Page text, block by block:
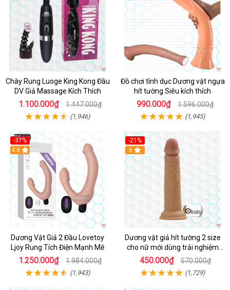
Chày Rung Luoge King Kong Đầu
DV Giả Massage Kích Thích
1.100.000₫ 1.447.000₫
(1,946)
Đồ chơi tình dục Dương vật ngựa
hít tường Siêu kích thích
990.000₫ 1.596.000₫
(1,945)
-37%
Hot
4.8
Dương Vật Giả 2 Đầu Lovetoy
Ljoy Rung Tích Điện Mạnh Mẽ
1.250.000₫ 1.984.000₫
(1,943)
-21%
Hot
5
Dương vật giả hít tường 2 size
cho nữ mới dùng trải nghiệm
thật
450.000₫ 570.000₫
(1,729)